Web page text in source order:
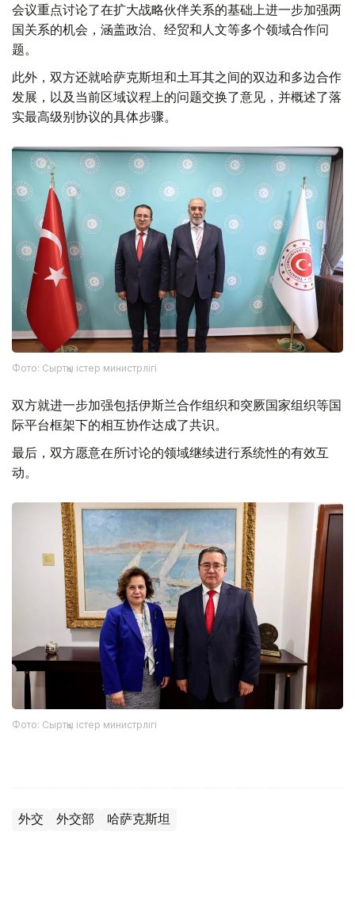
会议重点讨论了在扩大战略伙伴关系的基础上进一步加强两
国关系的机会，涵盖政治、经贸和人文等多个领域合作问
题。
此外，双方还就哈萨克斯坦和土耳其之间的双边和多边合作
发展，以及当前区域议程上的问题交换了意见，并概述了落
实最高级别协议的具体步骤。
Фото: Сыртқы істер министрлігі
双方就进一步加强包括伊斯兰合作组织和突厥国家组织等国
际平台框架下的相互协作达成了共识。
最后，双方愿意在所讨论的领域继续进行系统性的有效互
动。
Фото: Сыртқы істер министрлігі
外交 外交部 哈萨克斯坦